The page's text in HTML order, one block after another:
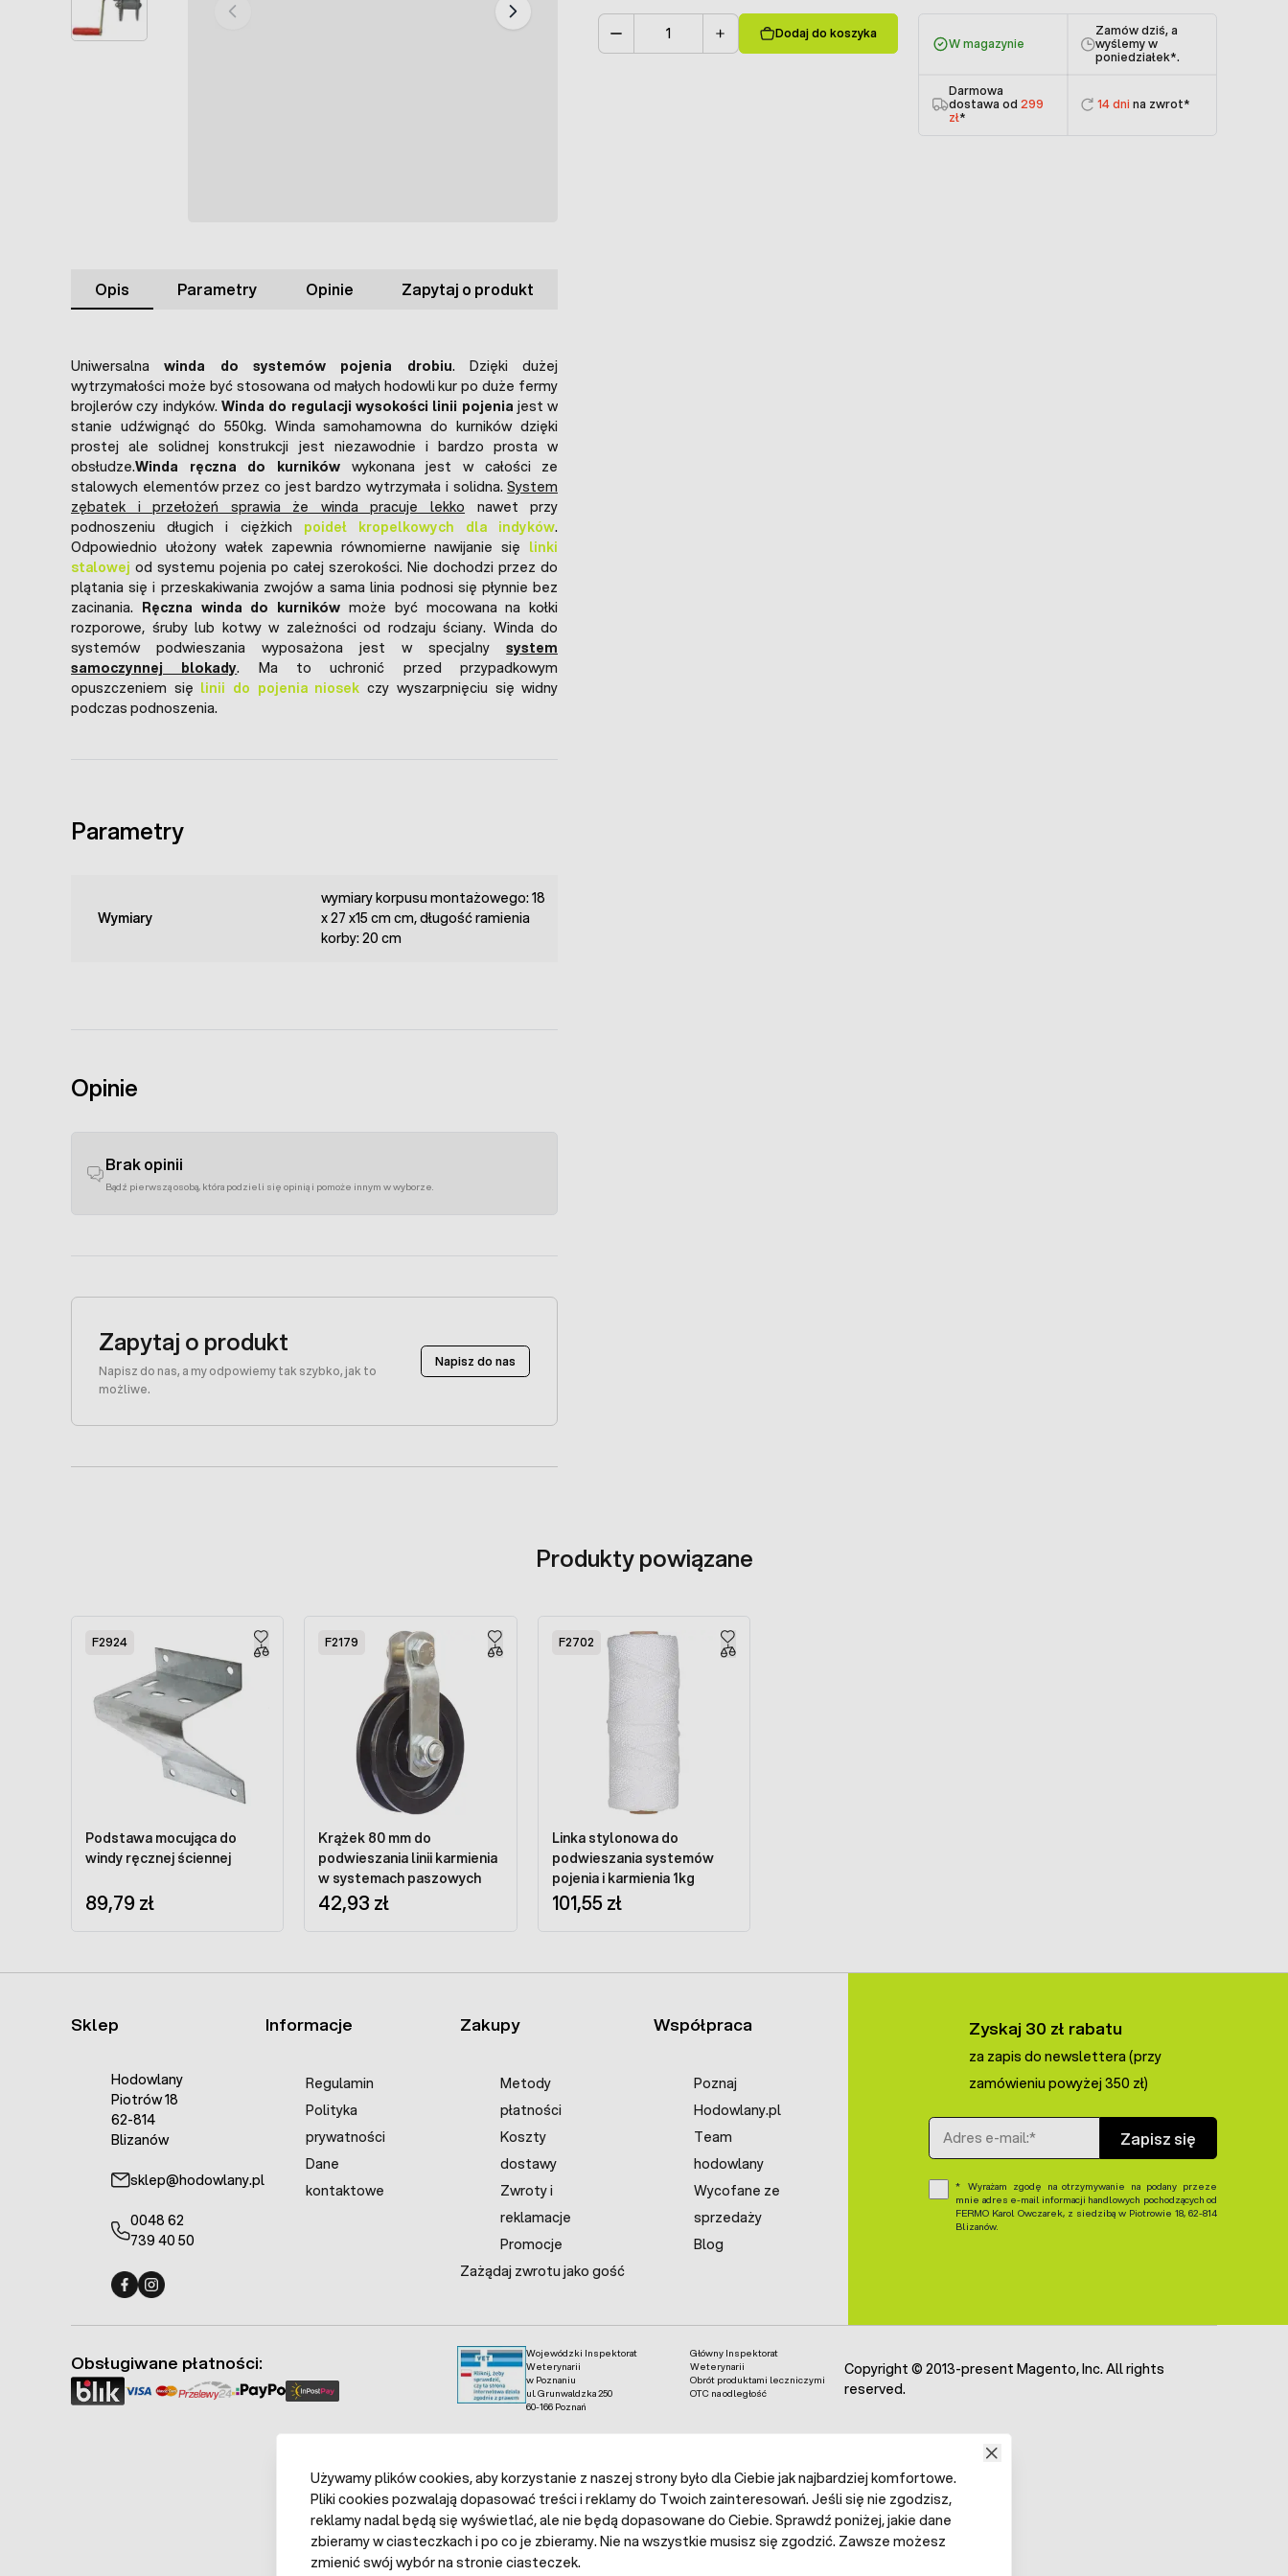
Dodaj do koszyka
W magazynie
Zamów dziś, a
wyślemy w
poniedziałek*.
Darmowa
dostawa od 299
zł*
14 dni na zwrot*
Opis Parametry Opinie Zapytaj o produkt
Uniwersalnawinda do systemów pojenia drobiu. Dzięki dużej
wytrzymałości może być stosowana od małych hodowli kur po duże fermy
brojlerów czy indyków. Winda do regulacji wysokości linii pojenia jest w
stanie udźwignąć do 550kg. Winda samohamowna do kurników dzięki
prostej ale solidnej konstrukcji jest niezawodnie i bardzo prosta w
obsłudze.Winda ręczna do kurnikówwykonana jest w całości ze
stalowych elementów przez co jest bardzo wytrzymała i solidna.System
zębatek i przełożeń sprawia że winda pracuje lekko nawet przy
podnoszeniu długich i ciężkich poideł kropelkowych dla indyków.
Odpowiednio ułożony wałek zapewnia równomierne nawijanie się linki
stalowej od systemu pojenia po całej szerokości. Nie dochodzi przez do
plątania się i przeskakiwania zwojów a sama linia podnosi się płynnie bez
zacinania. Ręczna winda do kurników może być mocowana na kołki
rozporowe, śruby lub kotwy w zależności od rodzaju ściany. Winda do
systemów podwieszania wyposażona jest w specjalnysystem
samoczynnej blokady. Ma to uchronić przed przypadkowym
opuszczeniem się linii do pojenia niosek czy wyszarpnięciu się widny
podczas podnoszenia.
Parametry
Wymiary
wymiary korpusu montażowego: 18
x 27 x15 cm cm, długość ramienia
korby: 20 cm
Opinie
Brak opinii
Bądź pierwszą osobą, która podzieli się opinią i pomoże innym w wyborze.
Zapytaj o produkt
Napisz do nas, a my odpowiemy tak szybko, jak to
możliwe.
Napisz do nas
Produkty powiązane
F2924
Podstawa mocująca do
windy ręcznej ściennej
89,79 zł
F2179
Krążek 80 mm do
podwieszania linii karmienia
w systemach paszowych
42,93 zł
F2702
Linka stylonowa do
podwieszania systemów
pojenia i karmienia 1kg
101,55 zł
Sklep
Hodowlany
Piotrów 18
62-814
Blizanów
sklep@hodowlany.pl
0048 62
739 40 50
Informacje
Regulamin
Polityka
prywatności
Dane
kontaktowe
Zakupy
Metody
płatności
Koszty
dostawy
Zwroty i
reklamacje
Promocje
Zażądaj zwrotu jako gość
Współpraca
Poznaj
Hodowlany.pl
Team
hodowlany
Wycofane ze
sprzedaży
Blog
Zyskaj 30 zł rabatu
za zapis do newslettera (przy
zamówieniu powyżej 350 zł)
Adres e-mail
Zapisz się
Wyrażam zgodę na otrzymywanie na podany przeze
mnie adres e-mail informacji handlowych pochodzących od
FERMO Karol Owczarek, z siedzibą w Piotrowie 18, 62-814
Blizanów.
Wojewódzki Inspektorat
Weterynarii
w Poznaniu
ul. Grunwaldzka 250
60-166 Poznań
Główny Inspektorat
Weterynarii
Obrót produktami leczniczymi
OTC na odległość
Obsługiwane płatności:
Copyright © 2013-present Magento, Inc. All rights
reserved.
Używamy plików cookies, aby korzystanie z naszej strony było dla Ciebie jak najbardziej komfortowe.
Pliki cookies pozwalają dopasować treści i reklamy do Twoich zainteresowań. Jeśli się nie zgodzisz,
reklamy nadal będą się wyświetlać, ale nie będą dopasowane do Ciebie. Sprawdź poniżej, jakie dane
zbieramy w ciasteczkach i po co je zbieramy. Nie na wszystkie musisz się zgodzić. Zawsze możesz
zmienić swój wybór na stronie ciasteczek.